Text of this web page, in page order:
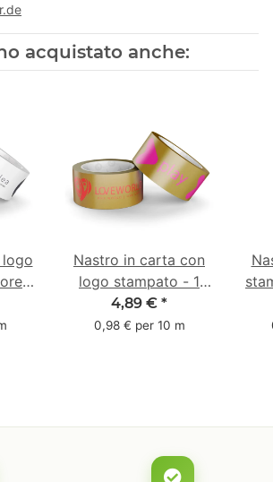
acquistato anche:
logo
-
Nastro in carta con
logo stampato - 1
colore - 50 mm x 50
m - marrone
4,89 € *
0,98 € per 10 m